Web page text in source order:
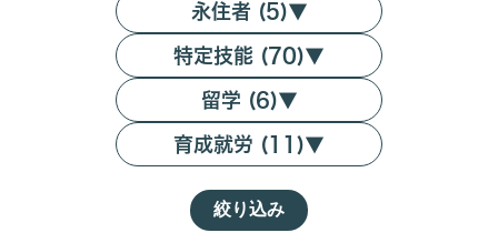
永住者 (5)▼
特定技能 (70)▼
留学 (6)▼
育成就労 (11)▼
絞り込み